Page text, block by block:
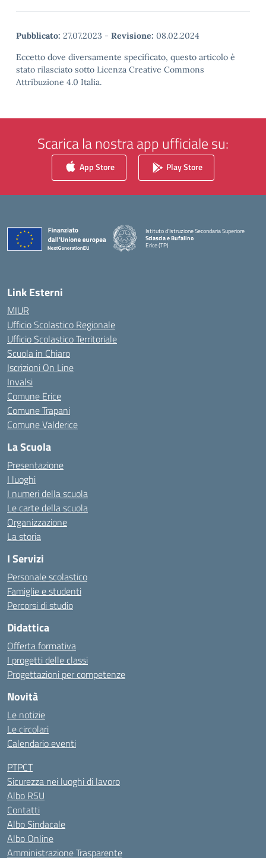
Pubblicato: 27.07.2023 - Revisione: 08.02.2024
Eccetto dove diversamente specificato, questo articolo è
stato rilasciato sotto Licenza Creative Commons
Attribuzione 4.0 Italia.
Scarica la nostra app ufficiale su:
App Store Play Store
Istituto d'Istruzione Secondaria Superiore
Sciascia e Bufalino
Erice (TP)
Link Esterni
MIUR
Ufficio Scolastico Regionale
Ufficio Scolastico Territoriale
Scuola in Chiaro
Iscrizioni On Line
Invalsi
Comune Erice
Comune Trapani
Comune Valderice
La Scuola
Presentazione
I luoghi
I numeri della scuola
Le carte della scuola
Organizzazione
La storia
I Servizi
Personale scolastico
Famiglie e studenti
Percorsi di studio
Didattica
Offerta formativa
I progetti delle classi
Progettazioni per competenze
Novità
Le notizie
Le circolari
Calendario eventi
PTPCT
Sicurezza nei luoghi di lavoro
Albo RSU
Contatti
Albo Sindacale
Albo Online
Amministrazione Trasparente